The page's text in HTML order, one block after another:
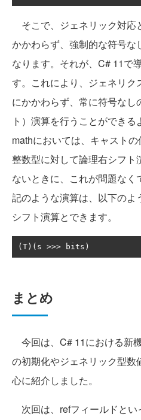
そこで、ジェネリック対応
かかわらず、強制的な符号な
なります。それが、C# 11で
す。これにより、ジェネリク
にかかわらず、常に符号なし
ト）演算を行うことができ
mathにおいては、キャスト
整数型に対して論理右シフト
ないときに、これが問題な
記のような演算は、以下の
シフト演算とできます。
(T)( s >>> bits )
まとめ
今回は、C# 11における新
の初期化やジェネリック型数
心に紹介しました。
次回は、refフィールドと